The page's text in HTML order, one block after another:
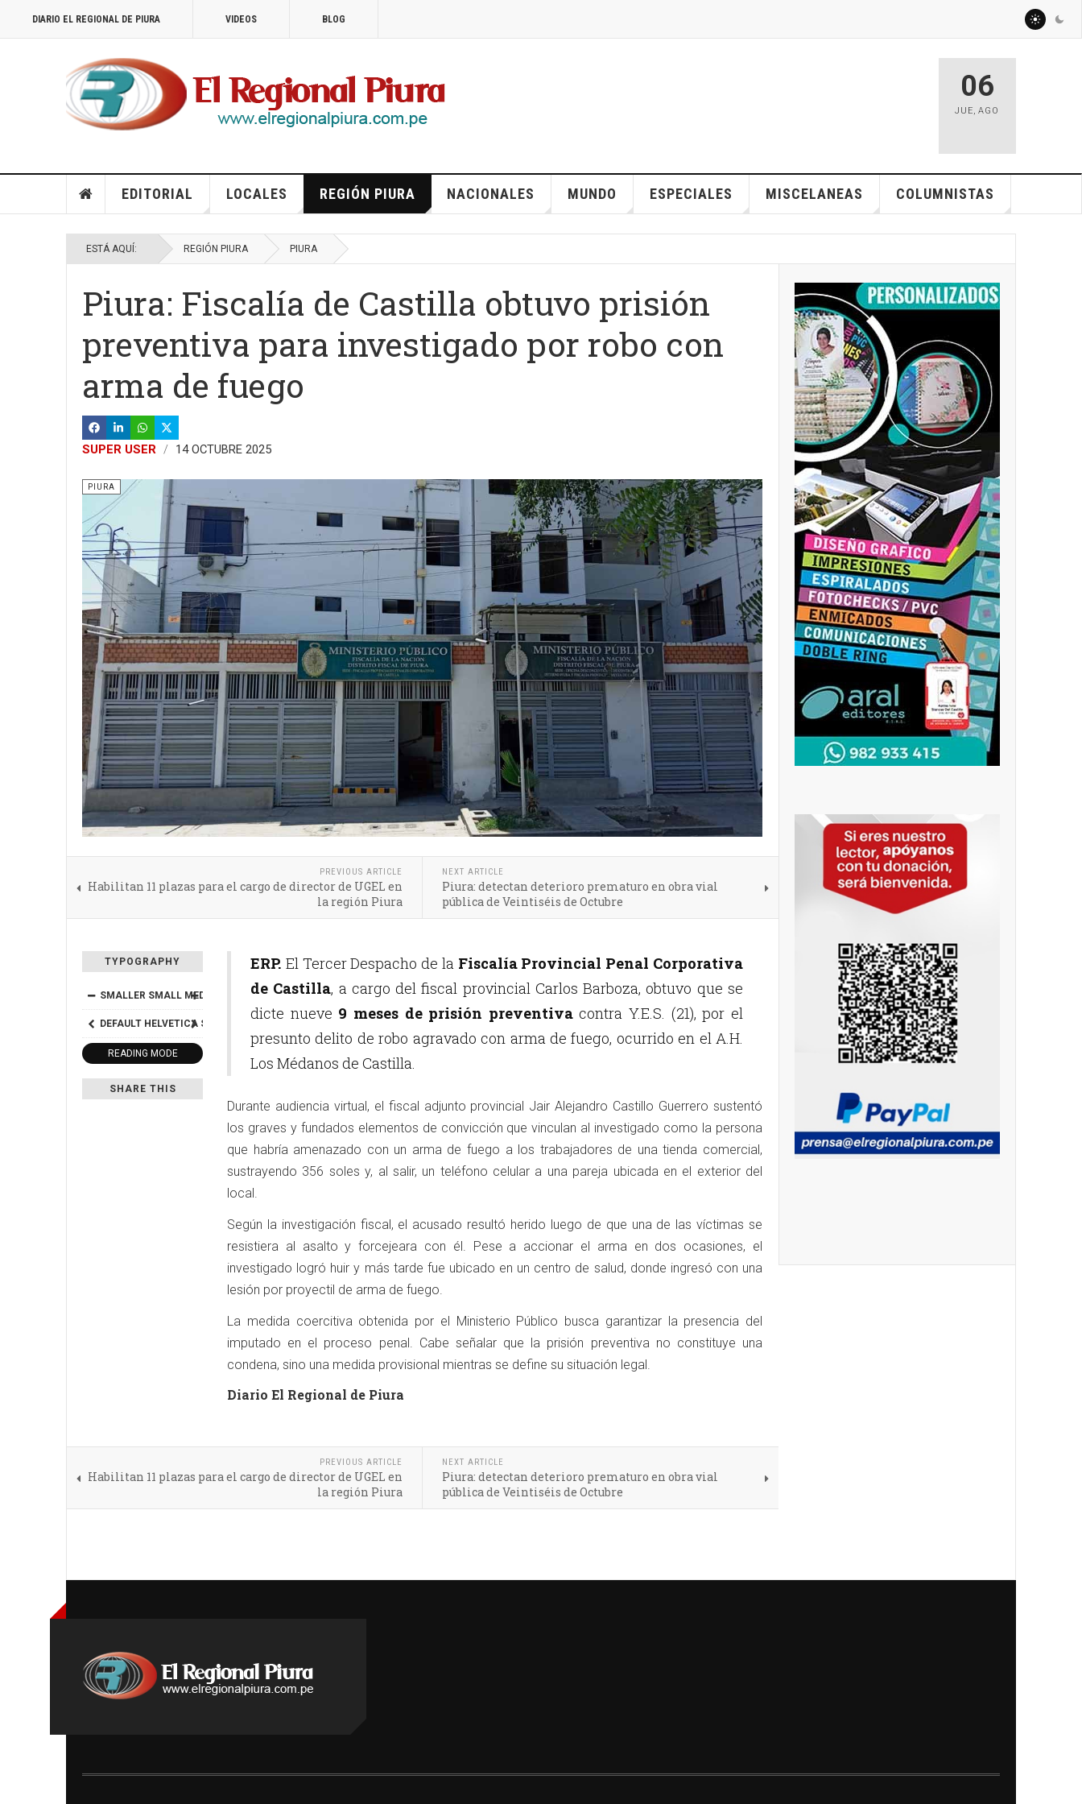
DIARIO EL REGIONAL DE PIURA VIDEOS BLOG
06
JUE,AGO
EDITORIAL LOCALES REGIÓN PIURA NACIONALES MUNDO ESPECIALES MISCELANEAS COLUMNISTAS
ESTÁ AQUÍ: REGIÓN PIURA PIURA
Piura: Fiscalía de Castilla obtuvo prisión
preventiva para investigado por robo con
arma de fuego
SUPER USER 14 OCTUBRE 2025
PIURA
PREVIOUS ARTICLE
Habilitan 11 plazas para el cargo de director de UGEL en
la región Piura
NEXT ARTICLE
Piura: detectan deterioro prematuro en obra vial
pública de Veintiséis de Octubre
TYPOGRAPHY
SMALLER SMALL MEDIUM BIGGER
DEFAULT HELVETICA SEGOE
READING MODE
SHARE THIS
ERP. El Tercer Despacho de la Fiscalía Provincial Penal Corporativa
de Castilla, a cargo del fiscal provincial Carlos Barboza, obtuvo que se
dicte nueve 9 meses de prisión preventivacontra Y.E.S. (21), por el
presunto delito de robo agravado con arma de fuego, ocurrido en el A.H.
Los Médanos de Castilla.
Durante audiencia virtual, el fiscal adjunto provincial Jair Alejandro Castillo Guerrero sustentó
los graves y fundados elementos de convicción que vinculan al investigado como la persona
que habría amenazado con un arma de fuego a los trabajadores de una tienda comercial,
sustrayendo 356 soles y, al salir, un teléfono celular a una pareja ubicada en el exterior del
local.
Según la investigación fiscal, el acusado resultó herido luego de que una de las víctimas se
resistiera al asalto y forcejeara con él. Pese a accionar el arma en dos ocasiones, el
investigado logró huir y más tarde fue ubicado en un centro de salud, donde ingresó con una
lesión por proyectil de arma de fuego.
La medida coercitiva obtenida por el Ministerio Público busca garantizar la presencia del
imputado en el proceso penal. Cabe señalar que la prisión preventiva no constituye una
condena, sino una medida provisional mientras se define su situación legal.
Diario El Regional de Piura
PREVIOUS ARTICLE
Habilitan 11 plazas para el cargo de director de UGEL en
la región Piura
NEXT ARTICLE
Piura: detectan deterioro prematuro en obra vial
pública de Veintiséis de Octubre